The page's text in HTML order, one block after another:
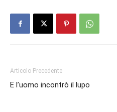
Articolo Precedente
E l’uomo incontrò il lupo